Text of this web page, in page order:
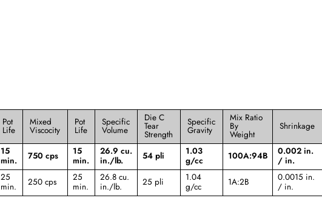
Pot
Life
Mixed
Viscocity
Pot
Life
Specific
Volume
Die C
Tear
Strength
Specific
Gravity
Mix Ratio
By
Weight
Shrinkage
15
min.
750 cps
15
min.
26.9 cu.
in./lb.
54 pli
1.03
g/cc
100A:94B
0.002 in.
/ in.
25
min.
250 cps
25
min.
26.8 cu.
in./lb.
25 pli
1.04
g/cc
1A:2B
0.0015 in.
/ in.